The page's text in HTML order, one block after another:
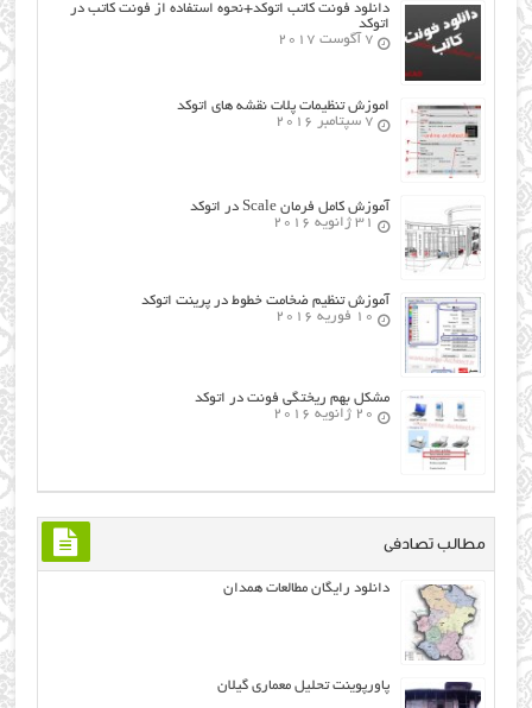
دانلود فونت کاتب اتوکد+نحوه استفاده از فونت کاتب در
اتوکد
7 آگوست 2017
اموزش تنظیمات پلات نقشه های اتوکد
7 سپتامبر 2016
آموزش کامل فرمان Scale در اتوکد
31 ژانویه 2016
آموزش تنظیم ضخامت خطوط در پرینت اتوکد
10 فوریه 2016
مشکل بهم ریختگی فونت در اتوکد
20 ژانویه 2016
مطالب تصادفی
دانلود رایگان مطالعات همدان
پاورپوینت تحلیل معماري گيلان